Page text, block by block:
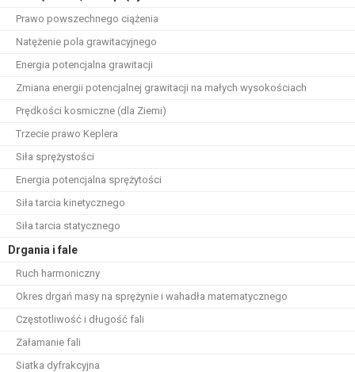
Prawo powszechnego ciążenia
Natężenie pola grawitacyjnego
Energia potencjalna grawitacji
Zmiana energii potencjalnej grawitacji na małych wysokościach
Prędkości kosmiczne (dla Ziemi)
Trzecie prawo Keplera
Siła sprężystości
Energia potencjalna sprężytości
Siła tarcia kinetycznego
Siła tarcia statycznego
Drgania i fale
Ruch harmoniczny
Okres drgań masy na sprężynie i wahadła matematycznego
Częstotliwość i długość fali
Załamanie fali
Siatka dyfrakcyjna